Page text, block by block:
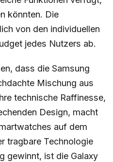
könnten. Die
von den individuellen
jedes Nutzers ab.
dass die Samsung
Mischung aus
technische Raffinesse,
Design, macht
auf dem
tragbare Technologie
gewinnt, ist die Galaxy